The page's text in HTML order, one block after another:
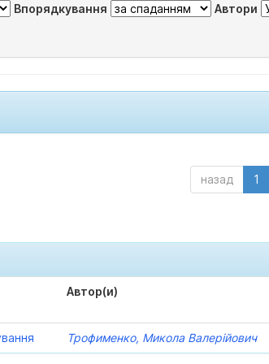
Впорядкування Автори
назад 1
Автор(и)
Трофименко, Микола Валерійович